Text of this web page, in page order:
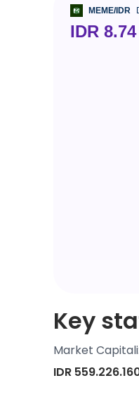
MEME/IDR
IDR 8.74
Key
Market
IDR